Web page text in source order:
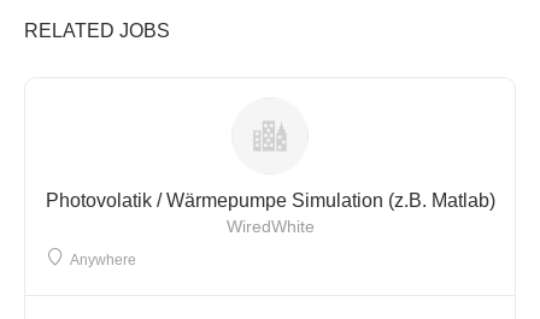
RELATED JOBS
Photovolatik / Wärmepumpe Simulation (z.B. Matlab)
WiredWhite
Anywhere